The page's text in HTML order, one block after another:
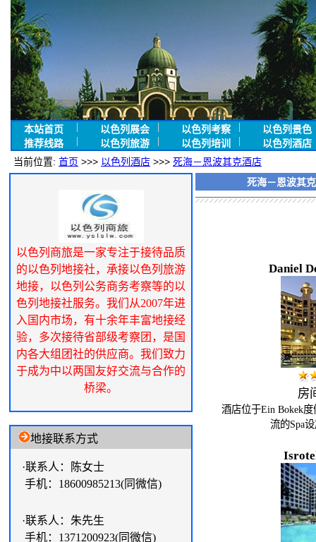
本站首页 以色列展会 以色列考察
以色列景色
推荐线路
以色列旅游 以色列培训
以色列酒店
当前位置: 首页 >>> 以色列酒店 >>> 死海－恩波其克酒店
以色列商旅是一家专注于接待品质
的以色列地接社，承接以色列旅游
地接，以色列公务商务考察等的以
色列地接社服务。我们从2007年进
入国内市场，有十余年丰富地接经
验，多次接待省部级考察团，是国
内各大组团社的供应商。我们致力
于成为中以两国友好交流与合作的
桥梁。
地接联系方式
·联系人：陈女士
手机：18600985213(同微信)
·联系人：朱先生
手机：1371200923(同微信)
死海－恩波其
Daniel
房
酒店位于Ein Bokek
流的Spa